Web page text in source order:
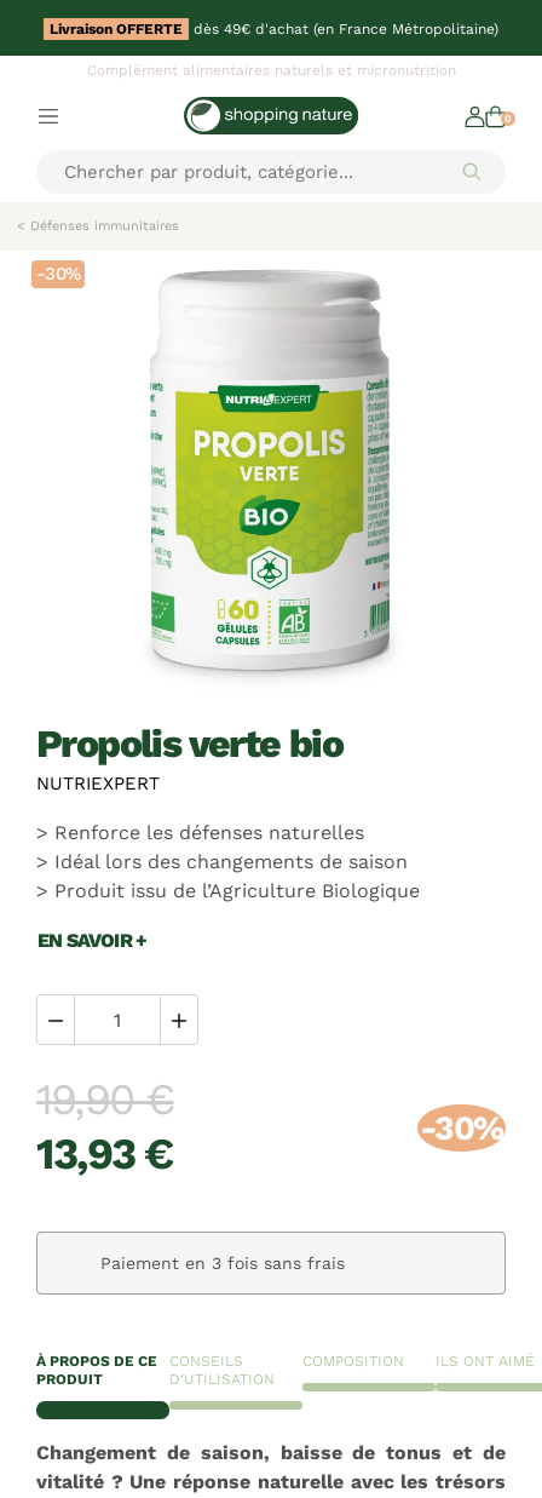
Livraison OFFERTE dès 49€ d'achat (en France Métropolitaine)
Complément alimentaires naturels et micronutrition
0
< Défenses immunitaires
propolis verte bio
NUTRIEXPERT
Renforce les défenses naturelles
Idéal lors des changements de saison
Produit issu de l’Agriculture Biologique
EN SAVOIR +
 
19,90 €
13,93 €
-30%
Paiement en 3 fois sans frais
-30%
À PROPOS DE CE
PRODUIT
CONSEILS
D'UTILISATION
COMPOSITION ILS ONT AIMÉ
Changement de saison, baisse de tonus et de
vitalité ? Une réponse naturelle avec les trésors